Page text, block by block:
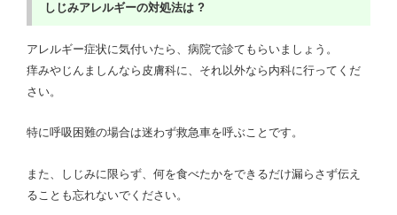
しじみアレルギーの対処法は ?
アレルギー症状に気付いたら、病院で診てもらいましょう。
痒みやじんましんなら皮膚科に、それ以外なら内科に行ってくだ
さい。
特に呼吸困難の場合は迷わず救急車を呼ぶことです。
また、しじみに限らず、何を食べたかをできるだけ漏らさず伝え
ることも忘れないでください。